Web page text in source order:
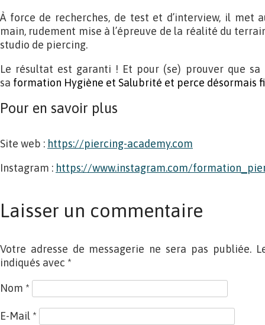
À force de recherches, de test et d’interview, il met
main, rudement mise à l’épreuve de la réalité du
studio de piercing.
Le résultat est garanti ! Et pour (se) prouver que sa
sa formation Hygiène et Salubrité et perce désormais
Pour en savoir plus
Site web : https://piercing-academy.com
Instagram : https://www.instagram.com/
Laisser un commentaire
Votre adresse de messagerie ne sera pas publiée.
indiqués avec *
Nom *
E-Mail *